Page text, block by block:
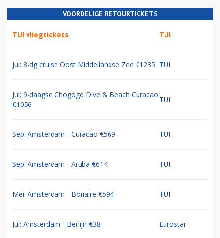
VOORDELIGE RETOURTICKETS
TUI vliegtickets TUI
Jul: 8-dg cruise Oost Middellandse Zee €1235 TUI
Jul: 9-daagse Chogogo Dive & Beach Curacao
€1056
TUI
Sep: Amsterdam - Curacao €569 TUI
Sep: Amsterdam - Aruba €614 TUI
Mei: Amsterdam - Bonaire €594 TUI
Jul: Amsterdam - Berlijn €38 Eurostar